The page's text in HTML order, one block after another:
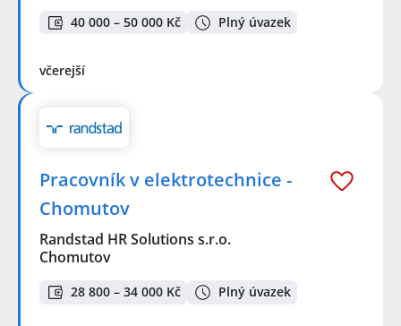
40 000 – 50 000 Kč Plný úvazek
včerejší
Pracovník v elektrotechnice -
Chomutov
Randstad HR Solutions s.r.o.
Chomutov
28 800 – 34 000 Kč Plný úvazek